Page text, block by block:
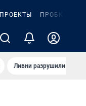
ПРОЕКТЫ ПРОБКИ
Ливни разрушили